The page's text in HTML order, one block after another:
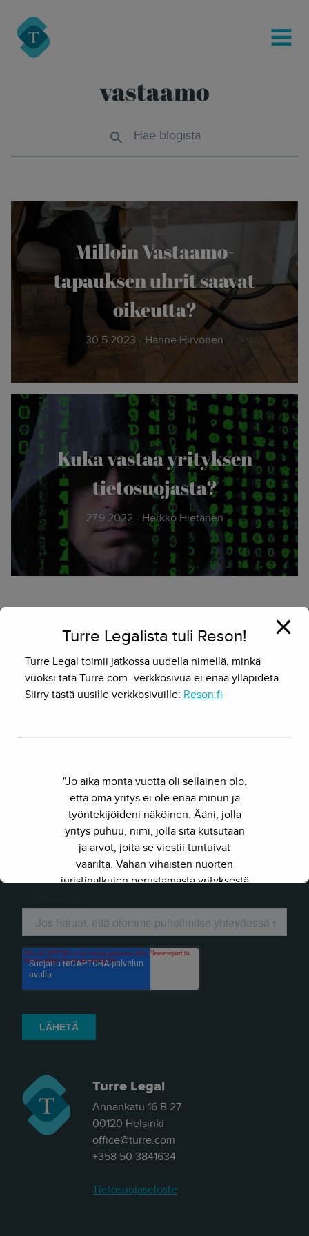
Turre Legal
MENU
vastaamo
Hae blogista
Milloin Vastaamo-
tapauksen uhrit saavat
oikeutta?
30.5.2023 - Hanne Hirvonen
Kuka vastaa yrityksen
tietosuojasta?
27.9.2022 - Herkko Hietanen
Turre Legal
Annankatu 16 B 27
00120 Helsinki
office@turre.com
+358 50 3841634
Tietosuojaseloste
Ota yhteyttä
Turre Legalista tuli Reson!
Turre Legal toimii jatkossa uudella nimellä, minkä
vuoksi tätä Turre.com -verkkosivua ei enää ylläpidetä.
Siirry tästä uusille verkkosivuille: Reson.fi
"Jo aika monta vuotta oli sellainen olo,
että oma yritys ei ole enää minun ja
työntekijöideni näköinen. Ääni, jolla
yritys puhuu, nimi, jolla sitä kutsutaan
ja arvot, joita se viestii tuntuivat
vääriltä. Vähän vihaisten nuorten
juristinalkujen perustamasta yrityksestä
näkemyksellinen asiantuntijayritys.
Siksi julkaisimme uuden nimen ja
verkkosivun. Out with the old - in with
the new."